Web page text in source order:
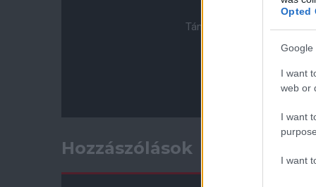
Opted
Google
I want
web or
I want
I want
Támogasd adományoddal
Hozzászólások